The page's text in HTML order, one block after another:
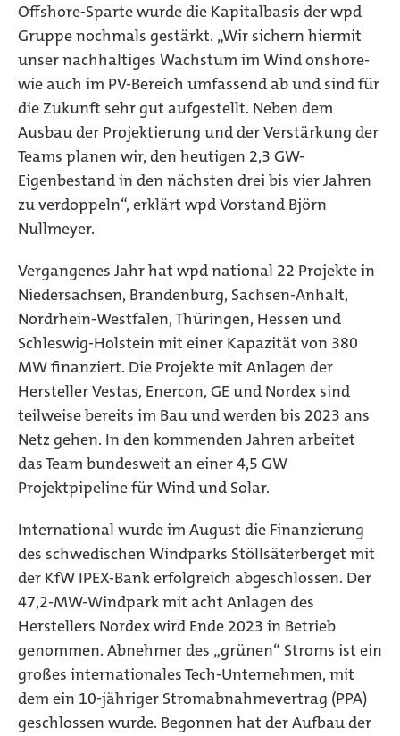
Offshore-Sparte wurde die Kapitalbasis der wpd
Gruppe nochmals gestärkt. „Wir sichern hiermit
unser nachhaltiges Wachstum im Wind onshore-
wie auch im PV-Bereich umfassend ab und sind für
die Zukunft sehr gut aufgestellt. Neben dem
Ausbau der Projektierung und der Verstärkung der
Teams planen wir, den heutigen 2,3 GW-
Eigenbestand in den nächsten drei bis vier Jahren
zu verdoppeln“, erklärt wpd Vorstand Björn
Nullmeyer.
Vergangenes Jahr hat wpd national 22 Projekte in
Niedersachsen, Brandenburg, Sachsen-Anhalt,
Nordrhein-Westfalen, Thüringen, Hessen und
Schleswig-Holstein mit einer Kapazität von 380
MW finanziert. Die Projekte mit Anlagen der
Hersteller Vestas, Enercon, GE und Nordex sind
teilweise bereits im Bau und werden bis 2023 ans
Netz gehen. In den kommenden Jahren arbeitet
das Team bundesweit an einer 4,5 GW
Projektpipeline für Wind und Solar.
International wurde im August die Finanzierung
des schwedischen Windparks Stöllsäterberget mit
der KfW IPEX-Bank erfolgreich abgeschlossen. Der
47,2-MW-Windpark mit acht Anlagen des
Herstellers Nordex wird Ende 2023 in Betrieb
genommen. Abnehmer des „grünen“ Stroms ist ein
großes internationales Tech-Unternehmen, mit
dem ein 10-jähriger Stromabnahmevertrag (PPA)
geschlossen wurde. Begonnen hat der Aufbau der